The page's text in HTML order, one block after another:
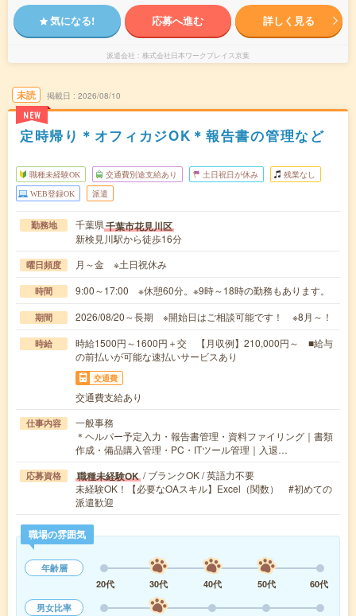
気になる! 応募へ進む 詳しく見る
派遣会社 株式会社日本ワークプレイス京葉
未読
NEW
掲載日 2026/08/10
定時帰り＊オフィカジOK＊報告書の管理など
職種未経験OK 交通費別途支給あり 土日祝日が休み 残業なし
WEB登録OK 派遣
勤務地 千葉県千葉市花見川区
新検見川駅から徒歩16分
曜日頻度 月～金 ※土日祝休み
時間 9:00～17:00 ※休憩60分。※9時～18時の勤務もあります。
期間 2026/08/20～長期 ※開始日はご相談可能です！ ※8月～！
時給
時給1500円～1600円＋交 【月収例】210,000円～ ■給与
の前払いが可能な速払いサービスあり
交通費
交通費支給あり
仕事内容
一般事務
＊ヘルパー予定入力・報告書管理・資料ファイリング｜書類
作成・備品購入管理・PC・ITツール管理｜入退…
応募資格 職種未経験OK / ブランクOK / 英語力不要
未経験OK！【必要なOAスキル】Excel（関数） #初めての
派遣歓迎
職場の雰囲気
年齢層
20代
30代 40代 50代
60代
男女比率